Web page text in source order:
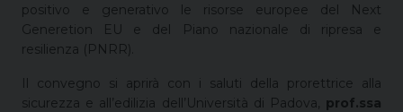
positivo e generativo le risorse europee del Next
Generetion EU e del Piano nazionale di ripresa e
resilienza (PNRR).
Il convegno si aprirà con i saluti della prorettrice alla
sicurezza e all’edilizia dell’Università di Padova, prof.ssa